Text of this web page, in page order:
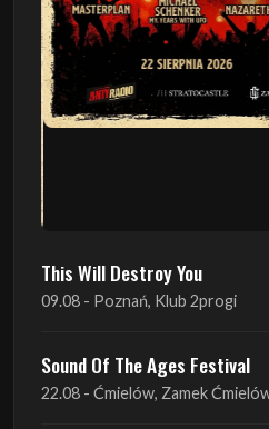
This Will Destroy You
09.08 - Poznań, Klub 2progi
Sound Of The Ages Festival
22.08 - Ćmielów, Zamek Ćmielów
INO-ROCK FESTIVAL
29.08 - Inowrocław, Plac